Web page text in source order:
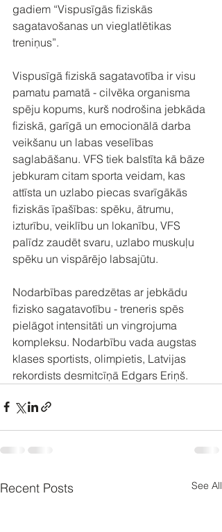
gadiem “Vispusīgās fiziskās
sagatavošanas un vieglatlētikas
treniņus”.
Vispusīgā fiziskā sagatavotība ir visu
pamatu pamatā - cilvēka organisma
spēju kopums, kurš nodrošina jebkāda
fiziskā, garīgā un emocionālā darba
veikšanu un labas veselības
saglabāšanu. VFS tiek balstīta kā bāze
jebkuram citam sporta veidam, kas
attīsta un uzlabo piecas svarīgākās
fiziskās īpašības: spēku, ātrumu,
izturību, veiklību un lokanību, VFS
palīdz zaudēt svaru, uzlabo muskuļu
spēku un vispārējo labsajūtu.
Nodarbības paredzētas ar jebkādu
fizisko sagatavotību - treneris spēs
pielāgot intensitāti un vingrojuma
kompleksu. Nodarbību vada augstas
klases sportists, olimpietis, Latvijas
rekordists desmitcīņā Edgars Eriņš.
Recent Posts See All